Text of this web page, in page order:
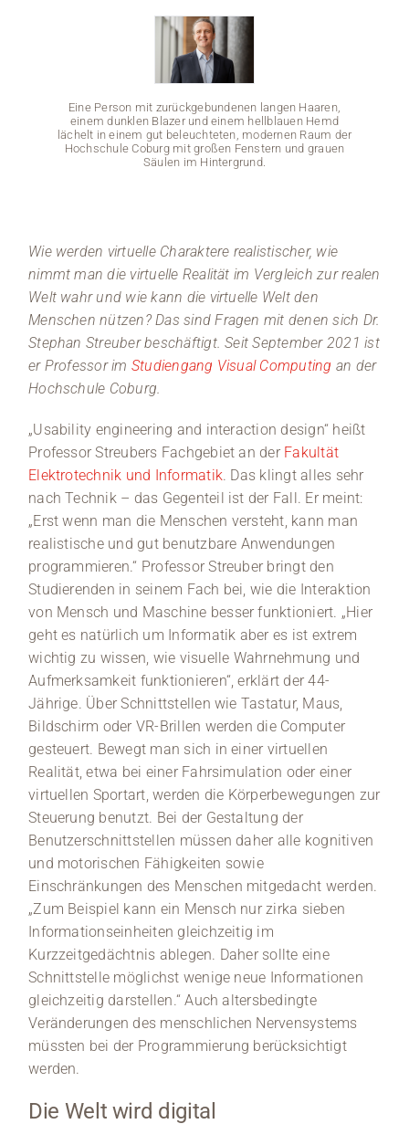
Stellenangebote
News
Veranstaltungen
Eine Person mit zurückgebundenen langen Haaren,
einem dunklen Blazer und einem hellblauen Hemd
lächelt in einem gut beleuchteten, modernen Raum der
Hochschule Coburg mit großen Fenstern und grauen
Säulen im Hintergrund.
lächelt
Wie werden virtuelle Charaktere realistischer, wie
nimmt man die virtuelle Realität im Vergleich zur realen
Welt wahr und wie kann die virtuelle Welt den
Menschen nützen? Das sind Fragen mit denen sich Dr.
Stephan Streuber beschäftigt. Seit September 2021 ist
er Professor im Studiengang Visual Computing an der
Hochschule Coburg.
„Usability engineering and interaction design“ heißt
Professor Streubers Fachgebiet an der Fakultät
Elektrotechnik und Informatik. Das klingt alles sehr
nach Technik – das Gegenteil ist der Fall. Er meint:
„Erst wenn man die Menschen versteht, kann man
realistische und gut benutzbare Anwendungen
programmieren.“ Professor Streuber bringt den
Studierenden in seinem Fach bei, wie die Interaktion
von Mensch und Maschine besser funktioniert. „Hier
geht es natürlich um Informatik aber es ist extrem
wichtig zu wissen, wie visuelle Wahrnehmung und
Aufmerksamkeit funktionieren“, erklärt der 44-
Jährige. Über Schnittstellen wie Tastatur, Maus,
Bildschirm oder VR-Brillen werden die Computer
gesteuert. Bewegt man sich in einer virtuellen
Realität, etwa bei einer Fahrsimulation oder einer
virtuellen Sportart, werden die Körperbewegungen zur
Steuerung benutzt. Bei der Gestaltung der
Benutzerschnittstellen müssen daher alle kognitiven
und motorischen Fähigkeiten sowie
Einschränkungen des Menschen mitgedacht werden.
„Zum Beispiel kann ein Mensch nur zirka sieben
Informationseinheiten gleichzeitig im
Kurzzeitgedächtnis ablegen. Daher sollte eine
Schnittstelle möglichst wenige neue Informationen
gleichzeitig darstellen.“ Auch altersbedingte
Veränderungen des menschlichen Nervensystems
müssten bei der Programmierung berücksichtigt
werden.
Die Welt wird digital